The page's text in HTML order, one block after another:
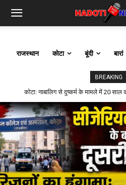
राजस्थान कोटा बूंदी बारां
BREAKING
कोटा: 22 वर्षीय डिलीवरी बॉय ने घर में फंदा
पुलिस